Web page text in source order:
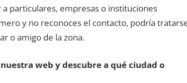
particulares, empresas ο instituciones
у no reconoces el contacto, podría
ο amigo dе la zona.
web у descubre а qué ciudad ο